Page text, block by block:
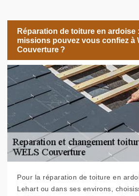
Réparation de toiture en ardoise
missions pouvez vous confiez à
Couverture ?
Pour la réparation de toiture en
Lehart ou dans ses environs,